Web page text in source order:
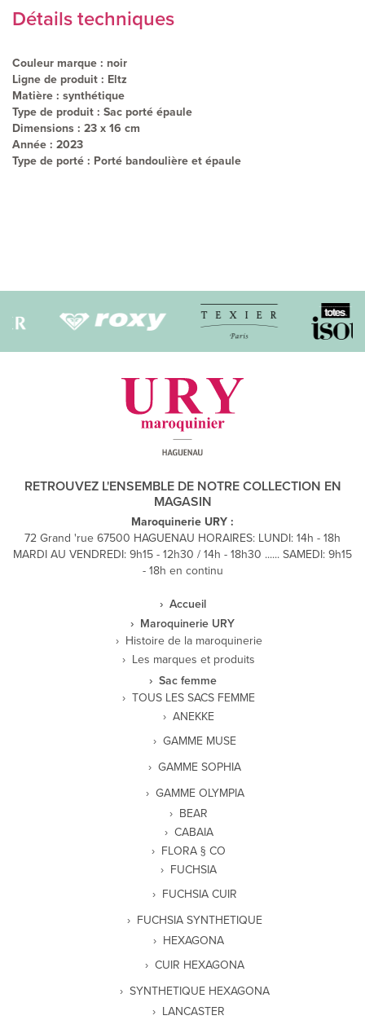
Détails techniques
Couleur marque : noir
Ligne de produit : Eltz
Matière : synthétique
Type de produit : Sac porté épaule
Dimensions : 23 x 16 cm
Année : 2023
Type de porté : Porté bandoulière et épaule
RETROUVEZ L'ENSEMBLE DE NOTRE COLLECTION EN
MAGASIN
Maroquinerie URY :
72 Grand 'rue 67500 HAGUENAU HORAIRES: LUNDI: 14h - 18h
MARDI AU VENDREDI: 9h15 - 12h30 / 14h - 18h30 ...... SAMEDI: 9h15
- 18h en continu
Accueil
Maroquinerie URY
Histoire de la maroquinerie
Les marques et produits
Sac femme
TOUS LES SACS FEMME
ANEKKE
GAMME MUSE
GAMME SOPHIA
GAMME OLYMPIA
BEAR
CABAIA
FLORA § CO
FUCHSIA
FUCHSIA CUIR
FUCHSIA SYNTHETIQUE
HEXAGONA
CUIR HEXAGONA
SYNTHETIQUE HEXAGONA
LANCASTER